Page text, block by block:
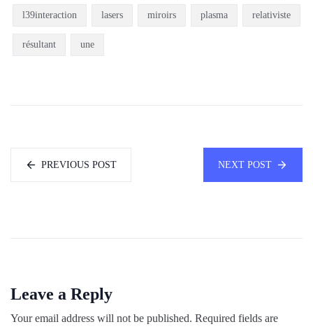
l39interaction lasers miroirs plasma relativiste
résultant une
PREVIOUS POST NEXT POST
Leave a Reply
Your email address will not be published. Required fields are